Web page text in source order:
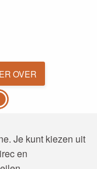
OVER
Je kunt kiezen uit
en